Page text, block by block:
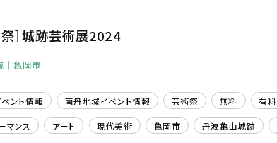
祭］城跡芸術展2024
｜亀岡市
ント情報 南丹地域イベント情報 芸術祭 無料 有料
マンス アート 現代美術 亀岡市 丹波亀山城跡